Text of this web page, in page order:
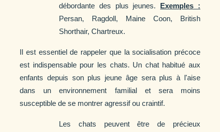
débordante des plus jeunes. Exemples :
Persan, Ragdoll, Maine Coon, British
Shorthair, Chartreux.
Il est essentiel de rappeler que la socialisation précoce
est indispensable pour les chats. Un chat habitué aux
enfants depuis son plus jeune âge sera plus à l'aise
dans un environnement familial et sera moins
susceptible de se montrer agressif ou craintif.
Les chats peuvent être de précieux